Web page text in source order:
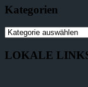
Kategorien
LOKALE